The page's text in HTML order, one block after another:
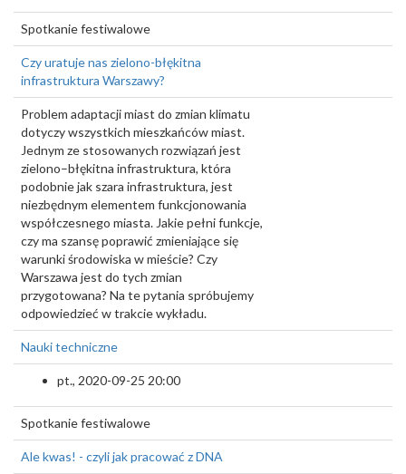
Spotkanie festiwalowe
Czy uratuje nas zielono-błękitna
infrastruktura Warszawy?
Problem adaptacji miast do zmian klimatu
dotyczy wszystkich mieszkańców miast.
Jednym ze stosowanych rozwiązań jest
zielono–błękitna infrastruktura, która
podobnie jak szara infrastruktura, jest
niezbędnym elementem funkcjonowania
współczesnego miasta. Jakie pełni funkcje,
czy ma szansę poprawić zmieniające się
warunki środowiska w mieście? Czy
Warszawa jest do tych zmian
przygotowana? Na te pytania spróbujemy
odpowiedzieć w trakcie wykładu.
Nauki techniczne
pt., 2020-09-25 20:00
Spotkanie festiwalowe
Ale kwas! - czyli jak pracować z DNA